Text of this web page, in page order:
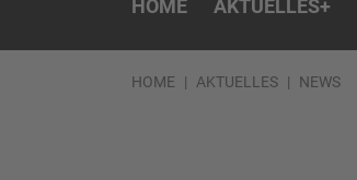
HOME AKTUELLES+
HOME AKTUELLES NEWS